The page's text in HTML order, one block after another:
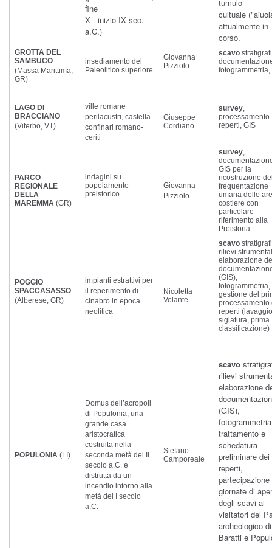
fine
X - inizio IX sec.
a.C.)
tumulo
cultuale
attualmente in
corso.
GROTTA DEL
SAMBUCO
(Massa Marittima,
GR)
insediamento del
Paleolitico superiore
Giovanna
Pizziolo
scavo
fotogrammetria,
LAGO DI
BRACCIANO
(Viterbo, VT)
ville romane
perilacustri, castella
confinari romano-
ceriti
Giuseppe
Cordiano
survey
processamento
reperti, GIS
PARCO
REGIONALE
DELLA
MAREMMA (GR)
indagini su
popolamento
preistorico
Giovanna
Pizziolo
survey
GIS per la
ricostruzione
frequentazione
umana delle
costiere con
particolare
riferimento alla
Preistoria
POGGIO
SPACCASASSO
(Alberese, GR)
impianti estrattivi per
il reperimento di
cinabro in epoca
neolitica
Nicoletta
Volante
scavo
rilievi
elaborazione
(GIS),
fotogrammetria,
gestione del
processamento
reperti
siglatura, prima
classificazione)
POPULONIA (LI)
Domus dell’acropoli
di Populonia, una
grande casa
aristocratica
costruita nella
seconda metà del II
secolo a.C. e
distrutta da un
incendio intorno alla
metà del I secolo
a.C.
Stefano
Camporeale
scavo
rilievi
elaborazione
(GIS),
trattamento e
schedatura
preliminare dei
reperti,
partecipazione
giornate di
degli scavi ai
visitatori del
archeologico di
Baratti e